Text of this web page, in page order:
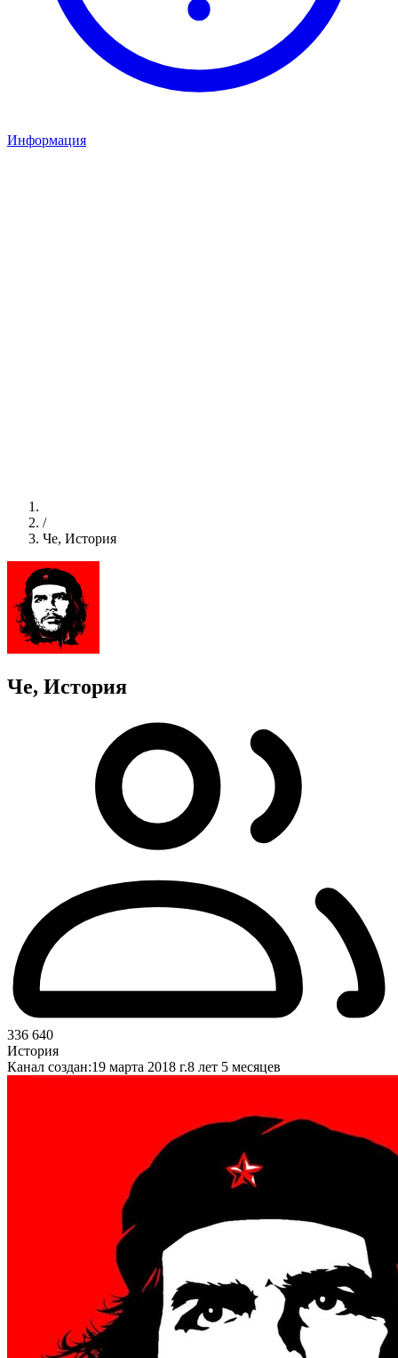
Информация
/
Че, История
Че, История
336 640
История
Канал создан:19 марта 2018 г.8 лет 5 месяцев